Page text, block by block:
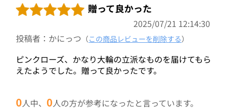
贈って良かった
2025/07/21 12:14:30
投稿者：かにっつ （この商品レビューを削除する）
ピンクローズ、かなり大輪の立派なものを届けてもら
えたようでした。贈って良かったです。
0人中、0人の方が参考になったと言っています。